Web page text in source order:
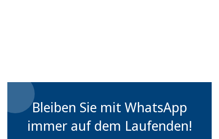
Bleiben Sie mit WhatsApp
immer auf dem Laufenden!